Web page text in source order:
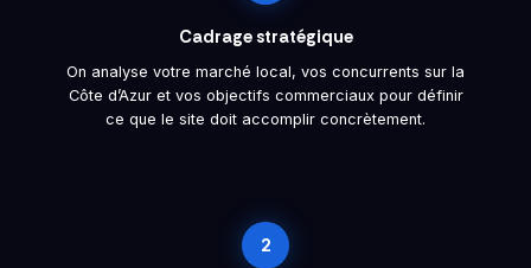
Cadrage stratégique
On analyse votre marché local, vos concurrents sur la
Côte d’Azur et vos objectifs commerciaux pour définir
ce que le site doit accomplir concrètement.
2